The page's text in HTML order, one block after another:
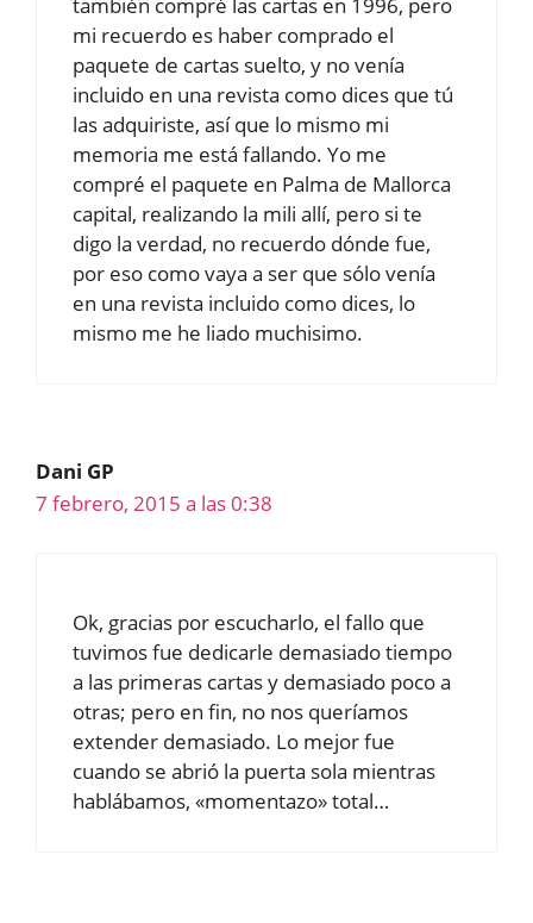
también compré las cartas en 1996, pero
mi recuerdo es haber comprado el
paquete de cartas suelto, y no venía
incluido en una revista como dices que tú
las adquiriste, así que lo mismo mi
memoria me está fallando. Yo me
compré el paquete en Palma de Mallorca
capital, realizando la mili allí, pero si te
digo la verdad, no recuerdo dónde fue,
por eso como vaya a ser que sólo venía
en una revista incluido como dices, lo
mismo me he liado muchisimo.
Dani GP
7 febrero, 2015 a las 0:38
Ok, gracias por escucharlo, el fallo que
tuvimos fue dedicarle demasiado tiempo
a las primeras cartas y demasiado poco a
otras; pero en fin, no nos queríamos
extender demasiado. Lo mejor fue
cuando se abrió la puerta sola mientras
hablábamos, «momentazo» total…